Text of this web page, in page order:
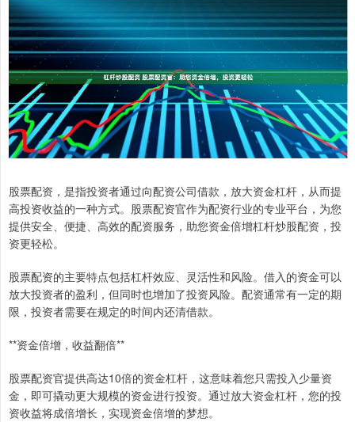
股票配资，是指投资者通过向配资公司借款，放大资金杠杆，从而提
高投资收益的一种方式。股票配资官作为配资行业的专业平台，为您
提供安全、便捷、高效的配资服务，助您资金倍增杠杆炒股配资，投
资更轻松。
股票配资的主要特点包括杠杆效应、灵活性和风险。借入的资金可以
放大投资者的盈利，但同时也增加了投资风险。配资通常有一定的期
限，投资者需要在规定的时间内还清借款。
**资金倍增，收益翻倍**
股票配资官提供高达10倍的资金杠杆，这意味着您只需投入少量资
金，即可撬动更大规模的资金进行投资。通过放大资金杠杆，您的投
资收益将成倍增长，实现资金倍增的梦想。